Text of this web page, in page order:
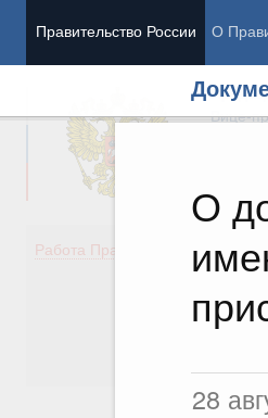
Правительство России О
О
28
Вице-
Работа Правительства